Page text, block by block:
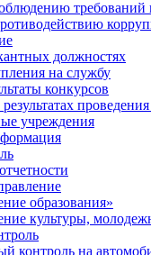
должностях
на службу
конкурсов
учреждения
образования»
культуры,
контроль на